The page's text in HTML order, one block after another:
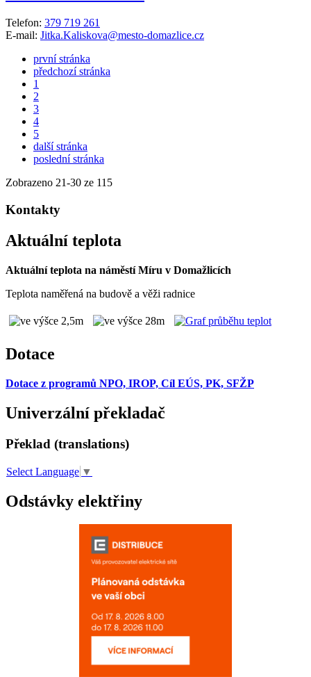
Telefon: 379 719 261
E-mail: Jitka.Kaliskova@mesto-domazlice.cz
první stránka
předchozí stránka
1
2
3
4
5
další stránka
poslední stránka
Zobrazeno 21-30 ze 115
Kontakty
Aktuální teplota
Aktuální teplota na náměstí Míru v Domažlicích
Teplota naměřená na budově a věži radnice
Dotace
Dotace z programů NPO, IROP, Cíl EÚS, PK, SFŽP
Univerzální překladač
Překlad (translations)
Select Language ▼
Odstávky elektřiny